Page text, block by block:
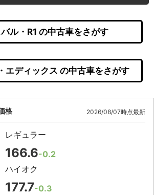
バル・R1 の中古車をさがす
エディックス の中古車をさがす
格 2026/08/07時点最新
レギュラー
166.6-0.2
ハイオク
177.7-0.3